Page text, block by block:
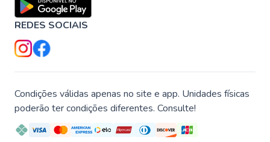
REDES SOCIAIS
Condições válidas apenas no site e app. Unidades físicas
poderão ter condições diferentes. Consulte!